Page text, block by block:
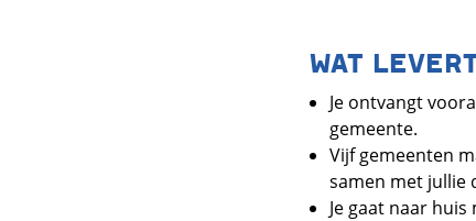
WAT
Je ontvangt
gemeente.
Vijf gemeenten
samen met jullie
Je gaat naar